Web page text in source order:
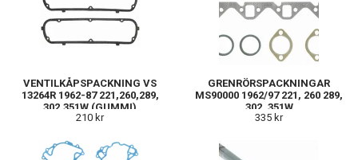
VENTILKÅPSPACKNING VS
13264R 1962-87 221,260,289,
302,351W (GUMMI)
210 kr
GRENRÖRSPACKNINGAR
MS90000 1962/97 221, 260 289,
302, 351W
335 kr